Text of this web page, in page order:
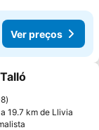
Ver preços
favoritos
19.7 km de Llivia